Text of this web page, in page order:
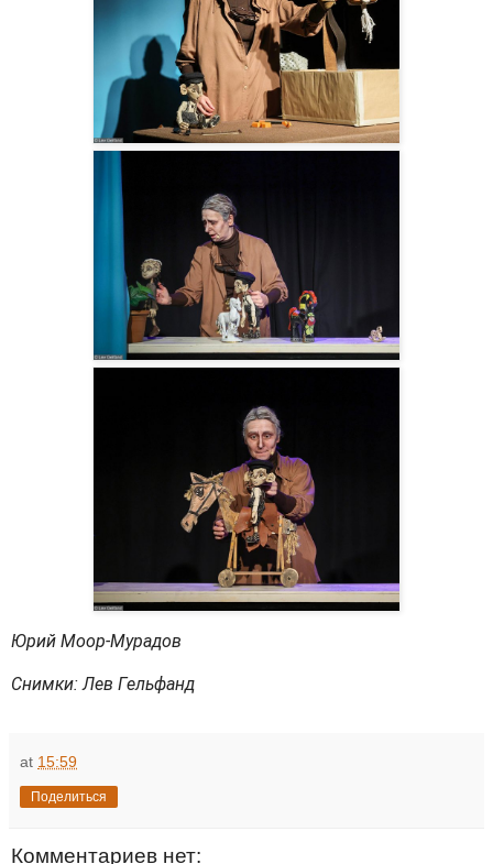
Юрий Моор-Мурадов
Снимки: Лев Гельфанд
at 15:59
Поделиться
Комментариев нет: